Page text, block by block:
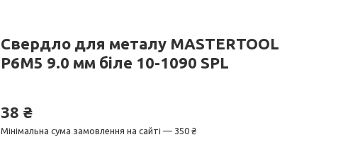
Свердло для металу MASTERTOOL
Р6М5 9.0 мм біле 10-1090 SPL
38 ₴
Мінімальна сума замовлення на сайті — 350 ₴